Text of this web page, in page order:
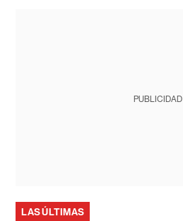
PUBLICIDAD
LAS ÚLTIMAS